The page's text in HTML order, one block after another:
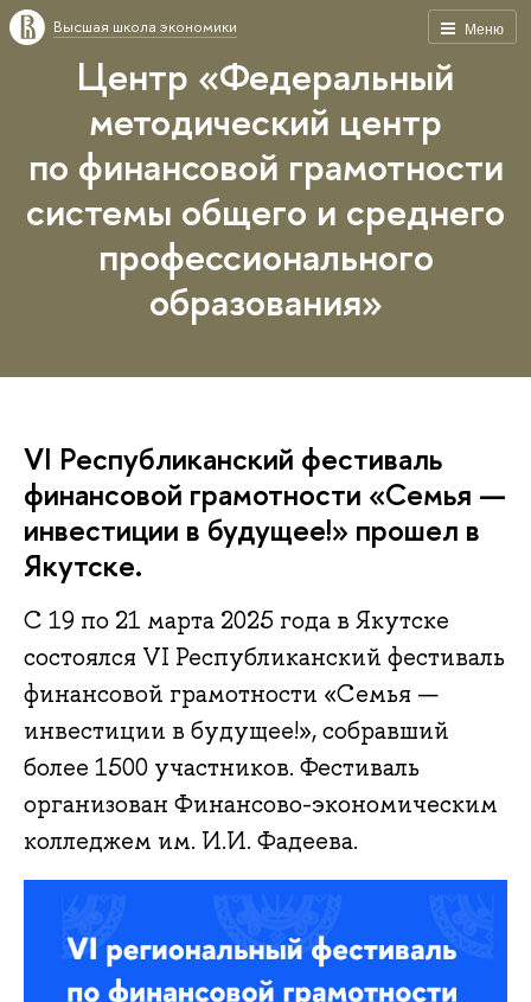
Меню
Высшая школа экономики
Центр «Федеральный
методический центр
по финансовой грамотности
системы общего и среднего
профессионального
образования»
VI Республиканский фестиваль
финансовой грамотности «Семья —
инвестиции в будущее!» прошел в
Якутске.
С 19 по 21 марта 2025 года в Якутске
состоялся VI Республиканский фестиваль
финансовой грамотности «Семья —
инвестиции в будущее!», собравший
более 1500 участников. Фестиваль
организован Финансово-экономическим
колледжем им. И.И. Фадеева.